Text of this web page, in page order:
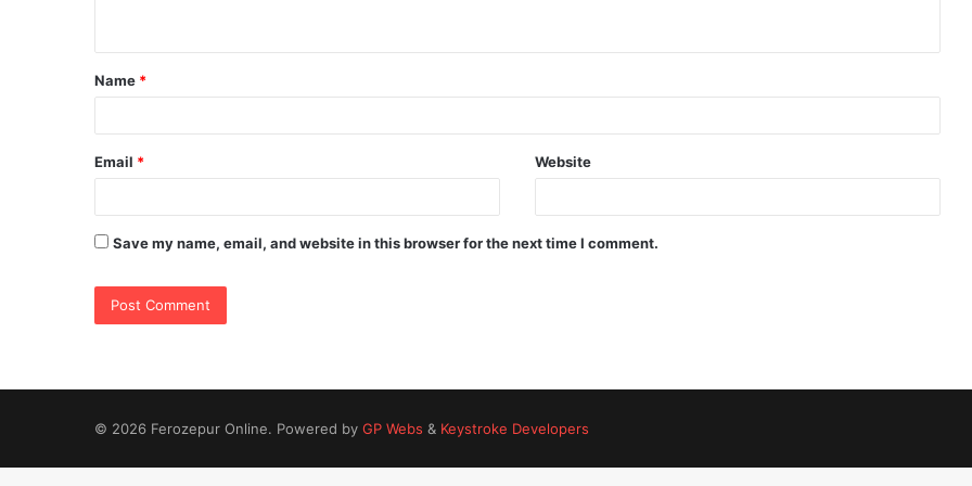
t
*
Name *
Email * Website
Save my name, email, and website in this browser for the next time I comment.
© 2026 Ferozepur Online. Powered by GP Webs & Keystroke Developers